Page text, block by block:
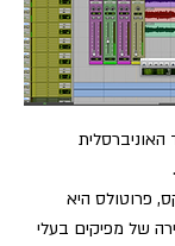
האוניברסלית
פרוטולס היא
של מפיקים בעלי